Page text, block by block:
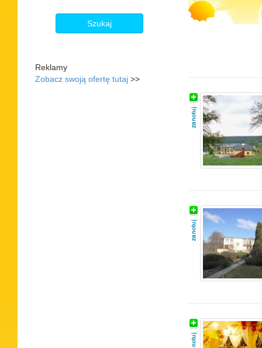
Szukaj
Reklamy
Zobacz swoją ofertę tutaj >>